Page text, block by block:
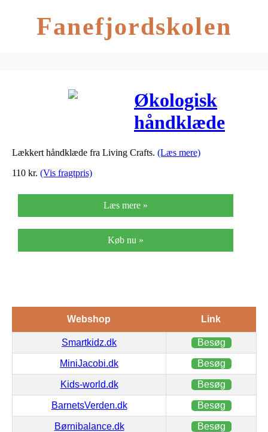
Fanefjordskolen
Økologisk
håndklæde
50x100cm –
Lækkert håndklæde fra Living Crafts. (Læs mere)
110 kr. (Vis fragtpris)
Læs mere »
Køb nu »
Webshop Link
Smartkidz.dk Besøg
MiniJacobi.dk Besøg
Kids-world.dk Besøg
BarnetsVerden.dk Besøg
Børnibalance.dk Besøg